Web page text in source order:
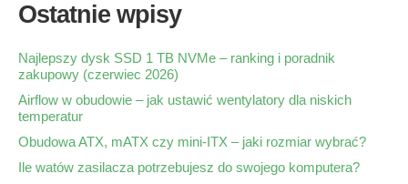
Ostatnie wpisy
Najlepszy dysk SSD 1 TB NVMe – ranking i poradnik
zakupowy (czerwiec 2026)
Airflow w obudowie – jak ustawić wentylatory dla niskich
temperatur
Obudowa ATX, mATX czy mini-ITX – jaki rozmiar wybrać?
Ile watów zasilacza potrzebujesz do swojego komputera?